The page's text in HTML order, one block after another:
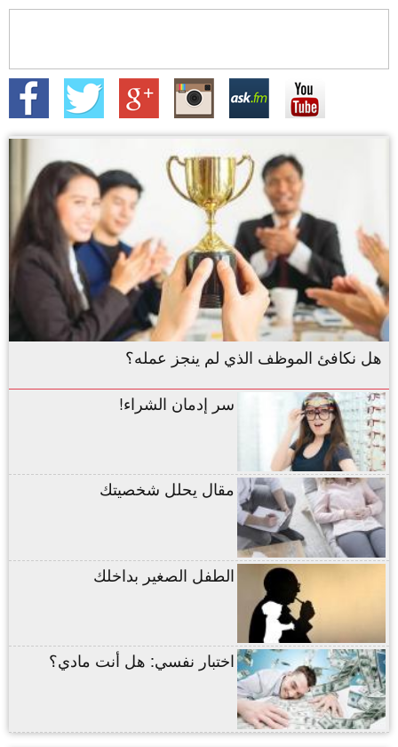
هل نكافئ الموظف الذي لم ينجز عمله؟
سر إدمان الشراء!
مقال يحلل شخصيتك
الطفل الصغير بداخلك
اختبار نفسي: هل أنت مادي؟